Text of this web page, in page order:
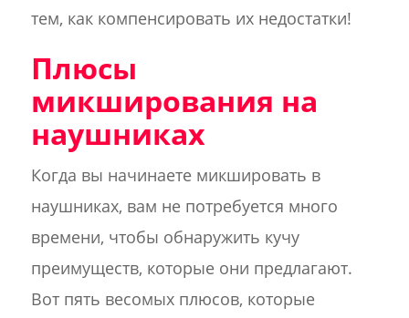
тем, как компенсировать их недостатки!
Плюсы
микширования на
наушниках
Когда вы начинаете микшировать в
наушниках, вам не потребуется много
времени, чтобы обнаружить кучу
преимуществ, которые они предлагают.
Вот пять весомых плюсов, которые